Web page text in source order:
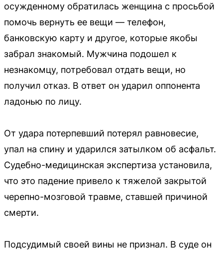
осужденному обратилась женщина с просьбой
помочь вернуть ее вещи — телефон,
банковскую карту и другое, которые якобы
забрал знакомый. Мужчина подошел к
незнакомцу, потребовал отдать вещи, но
получил отказ. В ответ он ударил оппонента
ладонью по лицу.
От удара потерпевший потерял равновесие,
упал на спину и ударился затылком об асфальт.
Судебно-медицинская экспертиза установила,
что это падение привело к тяжелой закрытой
черепно-мозговой травме, ставшей причиной
смерти.
Подсудимый своей вины не признал. В суде он